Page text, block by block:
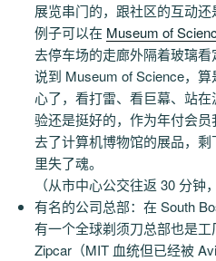
展览串门的，跟社区的互动
例子可以在 Museum of
去停车场的走廊外隔着玻璃看
说到 Museum of Science，
心了，看打雷、看巨幕、站
验还是挺好的，作为年付会
去了计算机博物馆的展品，
里失了魂。
（从市中心公交往返 30 分钟
有名的公司总部：在 South
有一个全球剃须刀总部也是工
Zipcar（MIT 血统但已经被